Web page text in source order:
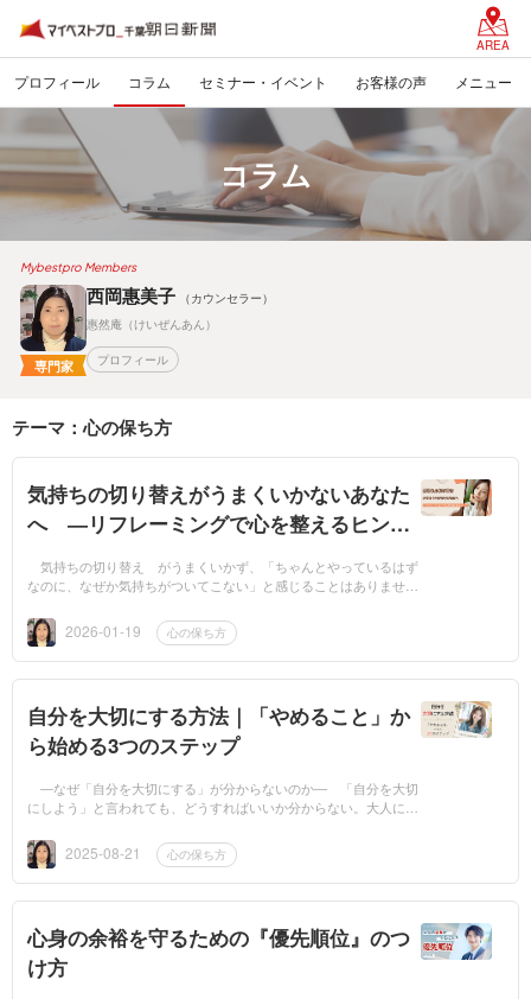
AREA
プロフィール コラム セミナー・イベント お客様の声 メニュー
コラム
Mybestpro Members
専門家
西岡惠美子
（カウンセラー）
惠然庵（けいぜんあん）
プロフィール
テーマ：心の保ち方
気持ちの切り替えがうまくいかないあなた
へ ―リフレーミングで心を整えるヒント
気持ちの切り替え がうまくいかず、「ちゃんとやっているはず
なのに、なぜか気持ちがついてこない」と感じることはありません
自分を責めてし...
2026-01-19 心の保ち方
自分を大切にする方法｜「やめること」か
ら始める3つのステップ
―なぜ「自分を大切にする」が分からないのか― 「自分を大切
にしよう」と言われても、どうすればいいか分からない。大人にな
からないのか――...
2025-08-21 心の保ち方
心身の余裕を守るための『優先順位』のつ
け方